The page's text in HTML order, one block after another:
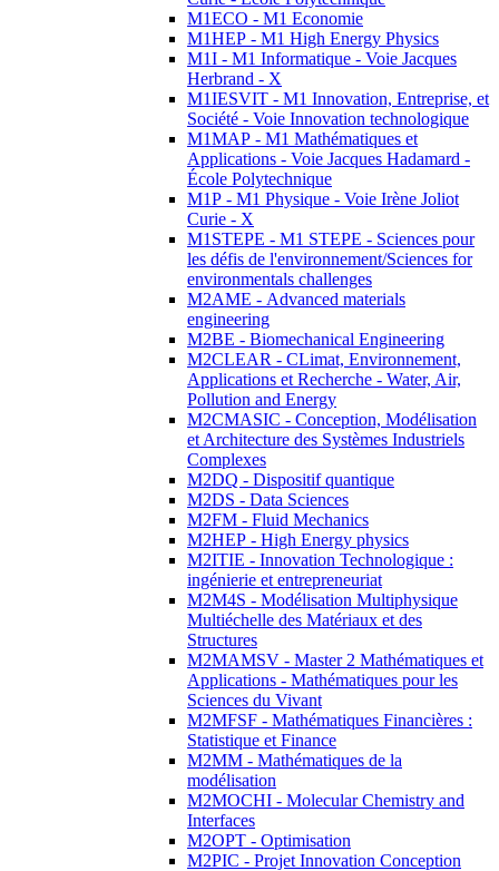
M1ECO - M1 Economie
M1HEP - M1 High Energy Physics
M1I - M1 Informatique - Voie Jacques
Herbrand - X
M1IESVIT - M1 Innovation, Entreprise, et
Société - Voie Innovation technologique
M1MAP - M1 Mathématiques et
Applications - Voie Jacques Hadamard -
École Polytechnique
M1P - M1 Physique - Voie Irène Joliot
Curie - X
M1STEPE - M1 STEPE - Sciences pour
les défis de l'environnement/Sciences for
environmentals challenges
M2AME - Advanced materials
engineering
M2BE - Biomechanical Engineering
M2CLEAR - CLimat, Environnement,
Applications et Recherche - Water, Air,
Pollution and Energy
M2CMASIC - Conception, Modélisation
et Architecture des Systèmes Industriels
Complexes
M2DQ - Dispositif quantique
M2DS - Data Sciences
M2FM - Fluid Mechanics
M2HEP - High Energy physics
M2ITIE - Innovation Technologique :
ingénierie et entrepreneuriat
M2M4S - Modélisation Multiphysique
Multiéchelle des Matériaux et des
Structures
M2MAMSV - Master 2 Mathématiques et
Applications - Mathématiques pour les
Sciences du Vivant
M2MFSF - Mathématiques Financières :
Statistique et Finance
M2MM - Mathématiques de la
modélisation
M2MOCHI - Molecular Chemistry and
Interfaces
M2OPT - Optimisation
M2PIC - Projet Innovation Conception